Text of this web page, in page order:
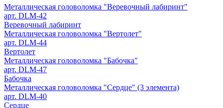
Металлическая головоломка "Веревочный лабиринт"
арт. DLM-42
Веревочный лабиринт
Металлическая головоломка "Вертолет"
арт. DLM-44
Вертолет
Металлическая головоломка "Бабочка"
арт. DLM-47
Бабочка
Металлическая головоломка "Сердце" (3 элемента)
арт. DLM-40
Сердце